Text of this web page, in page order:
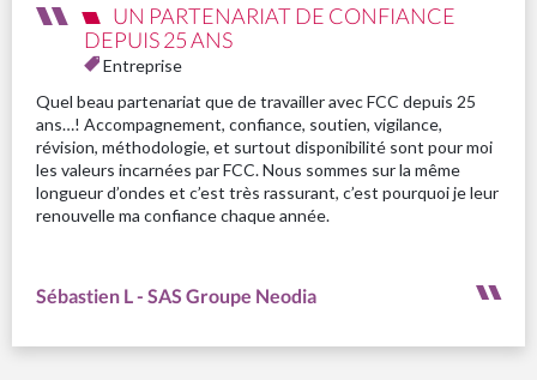
UN PARTENARIAT DE CONFIANCE
DEPUIS 25 ANS
Entreprise
Quel beau partenariat que de travailler avec FCC depuis 25
ans…! Accompagnement, confiance, soutien, vigilance,
révision, méthodologie, et surtout disponibilité sont pour moi
les valeurs incarnées par FCC. Nous sommes sur la même
longueur d’ondes et c’est très rassurant, c’est pourquoi je leur
renouvelle ma confiance chaque année.
Sébastien L - SAS Groupe Neodia